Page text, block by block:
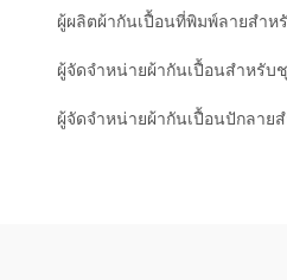
ผู้ผลิตผ้ากันเปื้อนที่พิมพ์ลายสำห
ผู้จัดจำหน่ายผ้ากันเปื้อนสำหรับ
ผู้จัดจำหน่ายผ้ากันเปื้อนปักลาย